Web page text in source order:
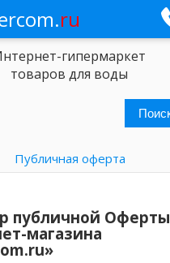
ru
гипермаркет
товаров для воды
Публичная оферта
публичной Оферты
магазина